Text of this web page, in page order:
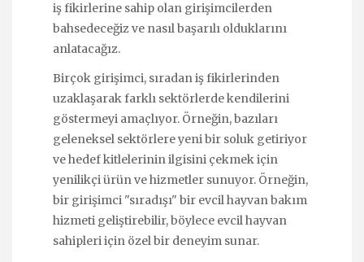
iş fikirlerine sahip olan girişimcilerden
bahsedeceğiz ve nasıl başarılı olduklarını
anlatacağız.
Birçok girişimci, sıradan iş fikirlerinden
uzaklaşarak farklı sektörlerde kendilerini
göstermeyi amaçlıyor. Örneğin, bazıları
geleneksel sektörlere yeni bir soluk getiriyor
ve hedef kitlelerinin ilgisini çekmek için
yenilikçi ürün ve hizmetler sunuyor. Örneğin,
bir girişimci "sıradışı" bir evcil hayvan bakım
hizmeti geliştirebilir, böylece evcil hayvan
sahipleri için özel bir deneyim sunar.